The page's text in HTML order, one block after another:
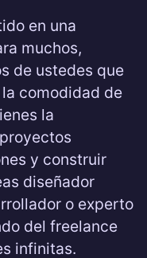
en una
muchos,
de ustedes que
comodidad de
la
y construir
diseñador
o experto
del freelance
infinitas.